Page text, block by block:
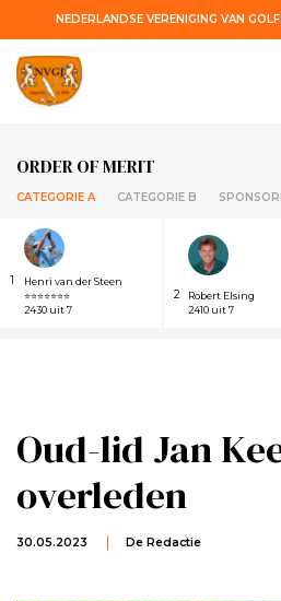
NEDERLANDSE VERENIGING VAN
ORDER OF MERIT
CATEGORIE A CATEGORIE B
1
Henri van der Steen
⭐⭐⭐⭐⭐⭐⭐
2430 uit 7
2
Robert Elsing
2410 uit 7
Oud-lid Jan
overleden
30.05.2023 De Redactie